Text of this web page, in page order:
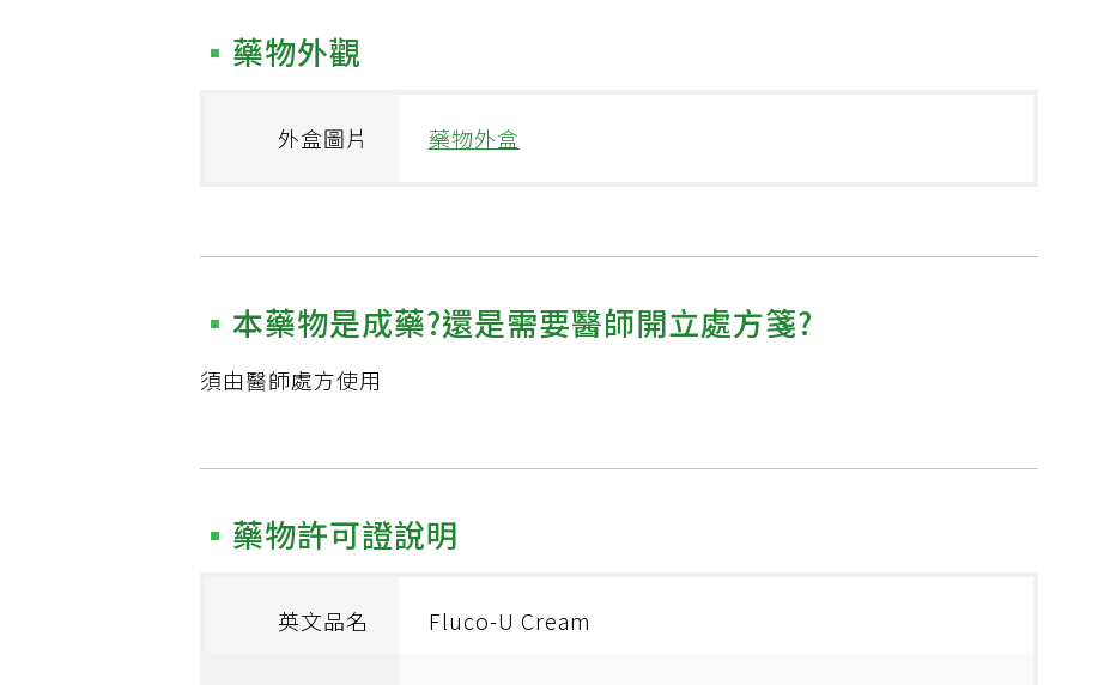
藥物外觀
外盒圖片 藥物外盒
本藥物是成藥?還是需要醫師開立處方箋?
須由醫師處方使用
藥物許可證說明
英文品名 Fluco-U Cream